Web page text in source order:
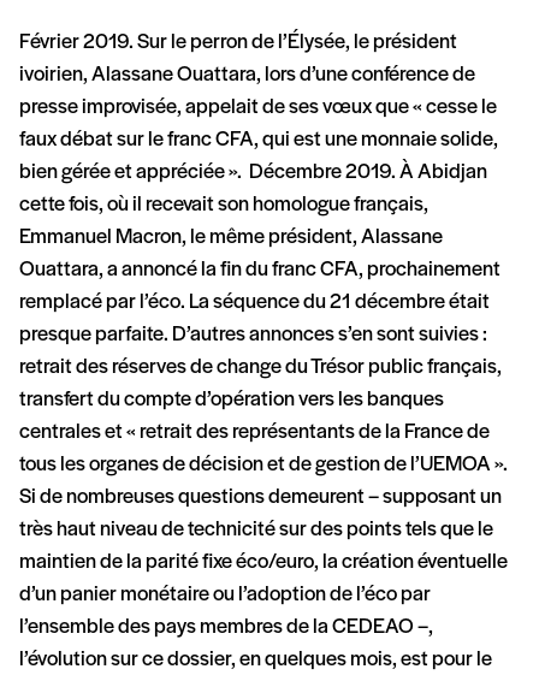
Février 2019. Sur le perron de l’Élysée, le président
ivoirien, Alassane Ouattara, lors d’une conférence de
presse improvisée, appelait de ses vœux que « cesse le
faux débat sur le franc CFA, qui est une monnaie solide,
bien gérée et appréciée ». Décembre 2019. À Abidjan
cette fois, où il recevait son homologue français,
Emmanuel Macron, le même président, Alassane
Ouattara, a annoncé la fin du franc CFA, prochainement
remplacé par l’éco. La séquence du 21 décembre était
presque parfaite. D’autres annonces s’en sont suivies :
retrait des réserves de change du Trésor public français,
transfert du compte d’opération vers les banques
centrales et « retrait des représentants de la France de
tous les organes de décision et de gestion de l’UEMOA ».
Si de nombreuses questions demeurent – supposant un
très haut niveau de technicité sur des points tels que le
maintien de la parité fixe éco/euro, la création éventuelle
d’un panier monétaire ou l’adoption de l’éco par
l’ensemble des pays membres de la CEDEAO –,
l’évolution sur ce dossier, en quelques mois, est pour le